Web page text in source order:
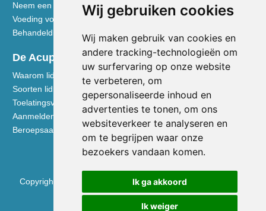
Wij gebruiken cookies
Wij maken gebruik van cookies en
andere tracking-technologieën om
uw surfervaring op onze website
te verbeteren, om
gepersonaliseerde inhoud en
advertenties te tonen, om ons
websiteverkeer te analyseren en
om te begrijpen waar onze
bezoekers vandaan komen.
Ik ga akkoord
Ik weiger
Neem een kijkje in de praktijk
Voeding volgens de Vijf Elementen
Behandeldisciplines - TCG
De Acupuncturist
Waarom lid worden van de NVA
Soorten lidmaatschap NVA
Toelatingsvoorwaarden
Aanmelden voor lidmaatschap
Beroepsaansprakelijkheidsverzekering
Copyright © 2026 Nederlandse Vereniging voor Acupunctuur
KVK 40531133